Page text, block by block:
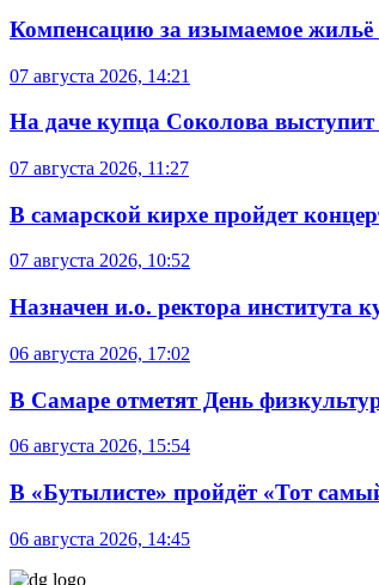
Компенсацию за изымаемое
07 августа 2026, 14:21
На даче купца Соколова
07 августа 2026, 11:27
В самарской кирхе пройдет
07 августа 2026, 10:52
Назначен и.о. ректора института
06 августа 2026, 17:02
В Самаре отметят День
06 августа 2026, 15:54
В «Бутылисте» пройдёт «Тот
06 августа 2026, 14:45